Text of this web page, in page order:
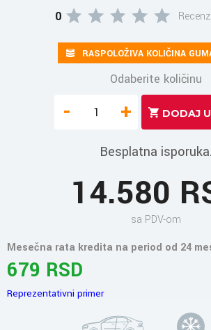
0
RASPOLOŽIVA KOLIČINA
Odaberite količinu
- +
Besplatna isporuka.
14.580
sa PDV-om
Mesečna rata kredita na period od 24
679 RSD
Reprezentativni primer